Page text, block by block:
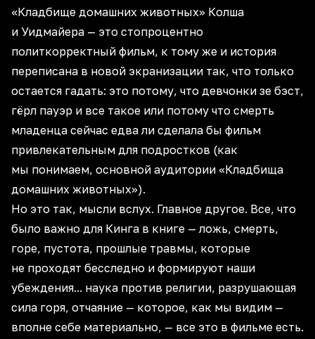
«Кладбище домашних животных» Колша
и Уидмайера — это стопроцентно
политкорректный фильм, к тому же и история
переписана в новой экранизации так, что только
остается гадать: это потому, что девчонки зе бэст,
гёрл пауэр и все такое или потому что смерть
младенца сейчас едва ли сделала бы фильм
привлекательным для подростков (как
мы понимаем, основной аудитории «Кладбища
домашних животных»).
Но это так, мысли вслух. Главное другое. Все, что
было важно для Кинга в книге — ложь, смерть,
горе, пустота, прошлые травмы, которые
не проходят бесследно и формируют наши
убеждения... наука против религии, разрушающая
сила горя, отчаяние — которое, как мы видим —
вполне себе материально, — все это в фильме есть.